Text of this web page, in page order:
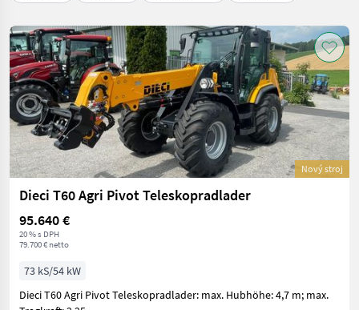
Nový stroj
Dieci T60 Agri Pivot Teleskopradlader
95.640 €
20 % s DPH
79.700 € netto
73 kS/54 kW
Dieci T60 Agri Pivot Teleskopradlader: max. Hubhöhe: 4,7 m; max.